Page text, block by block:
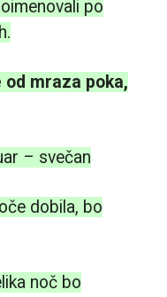
po
od mraza poka,
– svečan
dobila, bo
noč bo